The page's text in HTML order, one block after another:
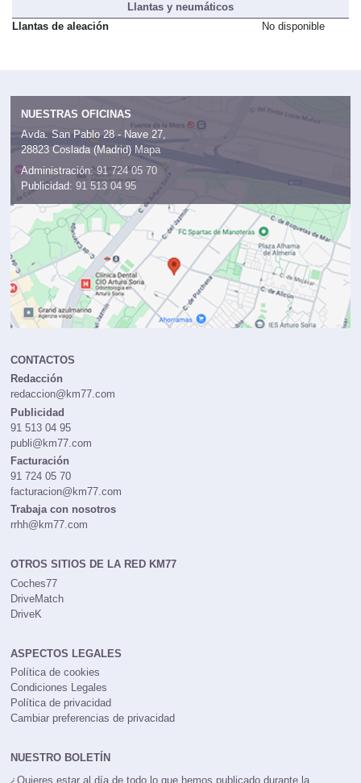
Llantas y neumáticos
Llantas de aleación
No disponible
NUESTRAS OFICINAS
Avda. San Pablo 28 - Nave 27,
28823 Coslada (Madrid) Mapa
Administración: 91 724 05 70
Publicidad: 91 513 04 95
CONTACTOS
Redacción
redaccion@km77.com
Publicidad
91 513 04 95
publi@km77.com
Facturación
91 724 05 70
facturacion@km77.com
Trabaja con nosotros
rrhh@km77.com
OTROS SITIOS DE LA RED KM77
Coches77
DriveMatch
DriveK
ASPECTOS LEGALES
Política de cookies
Condiciones Legales
Política de privacidad
Cambiar preferencias de privacidad
NUESTRO BOLETÍN
¿Quieres estar al día de todo lo que hemos publicado durante la